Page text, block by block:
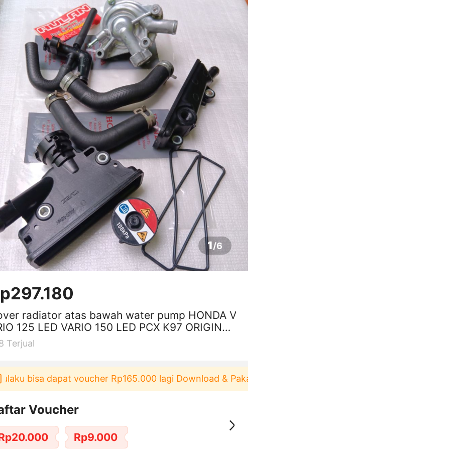
1/6
radiator atas bawah water pump HONDA V
125 LED VARIO 150 LED PCX K97 ORIGINAL
vario 125 KZR / paket murah
Terjual
bisa dapat voucher Rp165.000 lagi Download & Pakai！
Voucher
Rp9.000